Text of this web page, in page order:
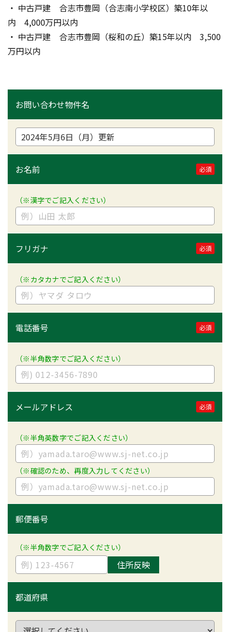
・ 中古戸建　合志市豊岡（合志南小学校区）築10年以
内　4,000万円以内
・ 中古戸建　合志市豊岡（桜和の丘）築15年以内　3,500
万円以内
お問い合わせ物件名
お名前 必須
（※漢字でご記入ください）
フリガナ 必須
（※カタカナでご記入ください）
電話番号 必須
（※半角数字でご記入ください）
メールアドレス 必須
（※半角英数字でご記入ください）
（※確認のため、再度入力してください）
郵便番号
（※半角数字でご記入ください）
住所反映
都道府県